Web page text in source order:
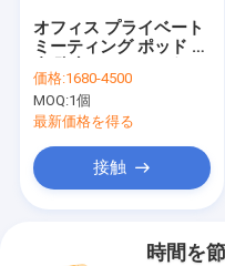
オフィス プライベート
ミーティング ポッド 室
ド 簡単に設置
価格:1680-4500
MOQ:1個
最新価格を得る
接触
時間を